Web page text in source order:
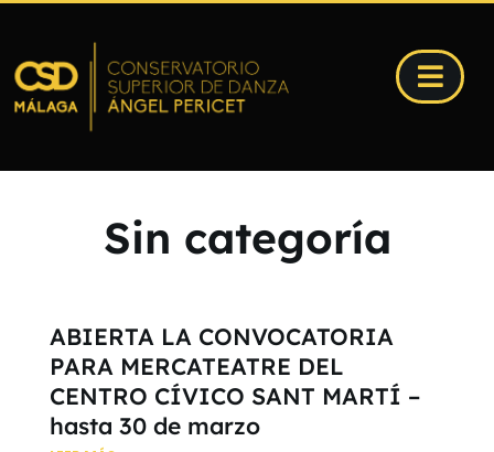
Sin categoría
ABIERTA LA CONVOCATORIA
PARA MERCATEATRE DEL
CENTRO CÍVICO SANT MARTÍ –
hasta 30 de marzo